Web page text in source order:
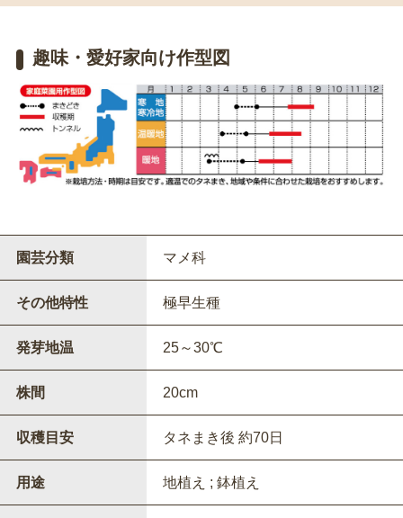
趣味・愛好家向け作型図
園芸分類 マメ科
その他特性 極早生種
発芽地温 25～30℃
株間 20cm
収穫目安 タネまき後 約70日
用途 地植え ; 鉢植え